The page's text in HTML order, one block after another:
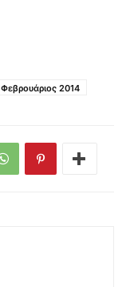
Φεβρουάριος 2014